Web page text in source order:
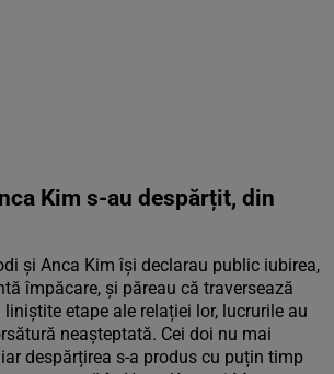
Kim s-au despărțit, din
și Anca Kim își declarau public iubirea,
împăcare, și păreau că traversează
etape ale relației lor, lucrurile au
neașteptată. Cei doi nu mai
despărțirea s-a produs cu puțin timp